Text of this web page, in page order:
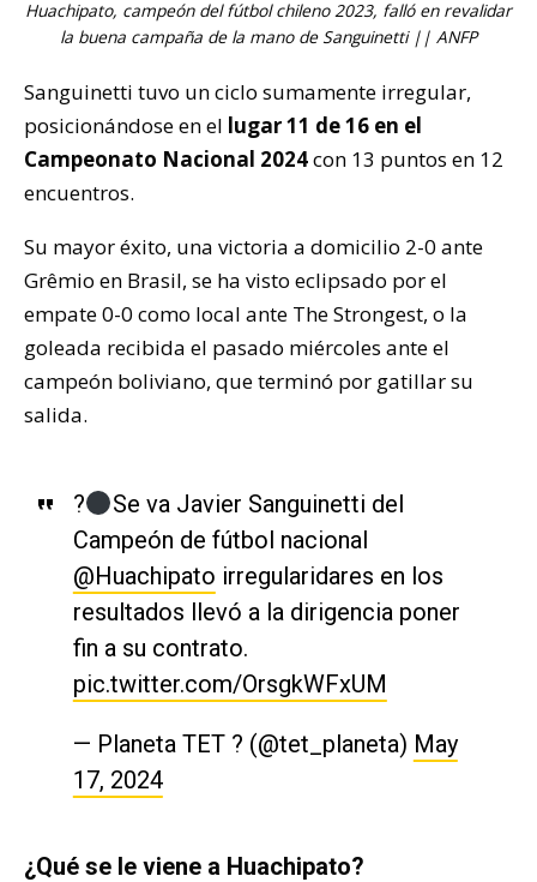
Huachipato, campeón del fútbol chileno 2023, falló en revalidar
la buena campaña de la mano de Sanguinetti || ANFP
Sanguinetti tuvo un ciclo sumamente irregular,
posicionándose en el lugar 11 de 16 en el
Campeonato Nacional 2024con 13 puntos en 12
encuentros.
Su mayor éxito, una victoria a domicilio 2-0 ante
Grêmio en Brasil, se ha visto eclipsado por el
empate 0-0 como local ante The Strongest, o la
goleada recibida el pasado miércoles ante el
campeón boliviano, que terminó por gatillar su
salida.
?
Se va Javier Sanguinetti del
Campeón de fútbol nacional
@Huachipato irregularidares en los
resultados llevó a la dirigencia poner
fin a su contrato.
pic.twitter.com/OrsgkWFxUM
— Planeta TET ? (@tet_planeta) May
17, 2024
¿Qué se le viene a Huachipato?